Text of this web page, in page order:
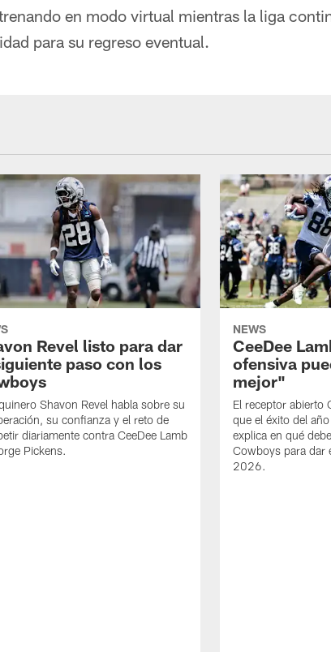
en modo virtual mientras la liga
para su regreso eventual.
Revel listo para dar
paso con los
Shavon Revel habla sobre su
su confianza y el reto de
diariamente contra CeeDee Lamb
Pickens.
NEWS
CeeDee
ofensiva
mejor"
El receptor abierto
que el éxito del
explica en qué
Cowboys para dar
2026.